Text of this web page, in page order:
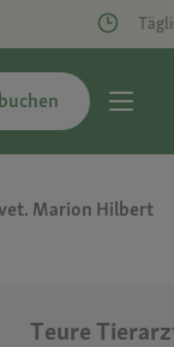
Marion Hilbert
Teure